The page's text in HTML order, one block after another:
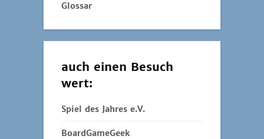
Glossar
auch einen Besuch
wert:
Spiel des Jahres e.V.
BoardGameGeek